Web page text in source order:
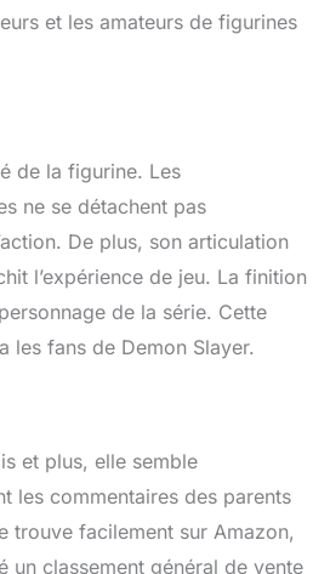
et les amateurs de figurines
de la figurine. Les
ne se détachent pas
De plus, son articulation
l’expérience de jeu. La finition
de la série. Cette
les fans de Demon Slayer.
et plus, elle semble
les commentaires des parents
trouve facilement sur Amazon,
un classement général de vente